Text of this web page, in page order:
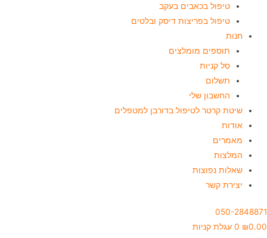
טיפול בכאבים בעקב
טיפול בפריצות דיסק ובלטים
חנות
תוספים מומלצים
סל קניות
תשלום
החשבון שלי
שיטת קרטר לטיפול בדורבן למטפלים
אודות
מאמרים
המלצות
שאלות נפוצות
יצירת קשר
050-2848871
₪0.00
0 עגלת קניות